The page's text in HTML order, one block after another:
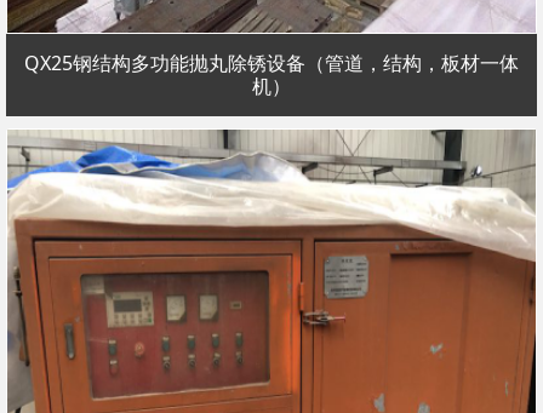
QX25钢结构多功能抛丸除锈设备（管道，结构，板材一体
机）